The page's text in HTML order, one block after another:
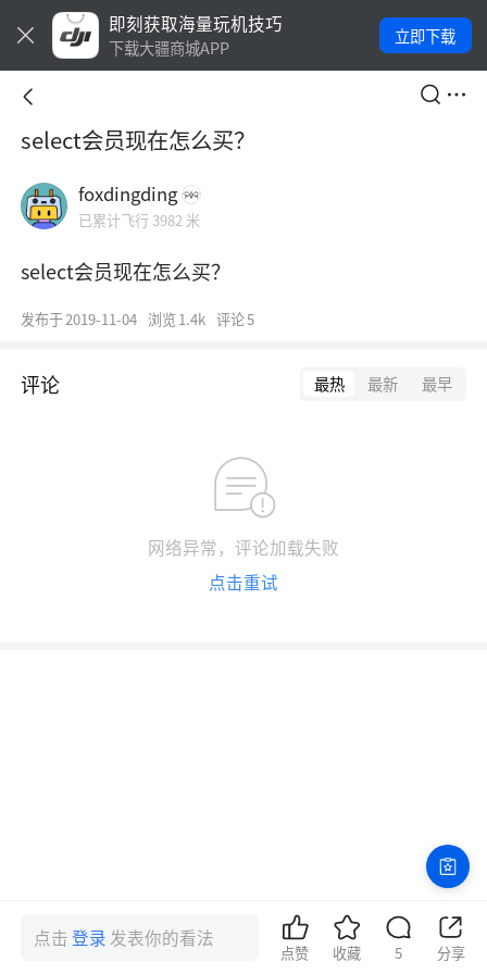
即刻获取海量玩机技巧
下载大疆商城APP
立即下载
select会员现在怎么买？
foxdingding
已累计飞行 3982 米
select会员现在怎么买？
发布于2019-11-04 浏览 1.4k 评论5
评论 最热 最新 最早
网络异常，评论加载失败
点击重试
点击登录 发表你的看法
点赞 收藏 5 分享